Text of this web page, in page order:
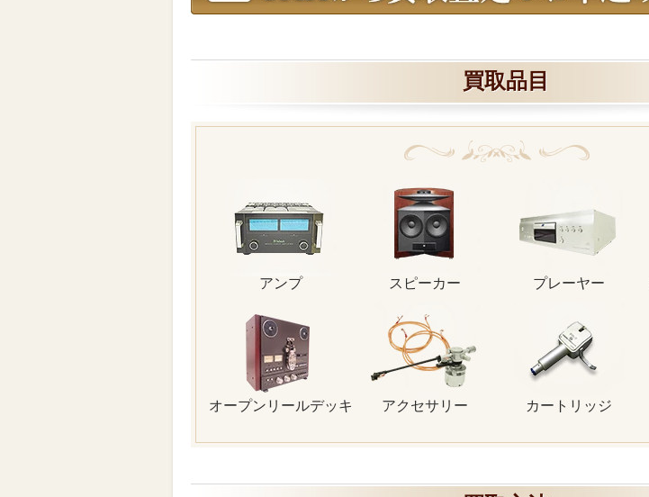
買取品目
アンプ スピーカー プレーヤー
オープンリールデッキ アクセサリー カートリッジ